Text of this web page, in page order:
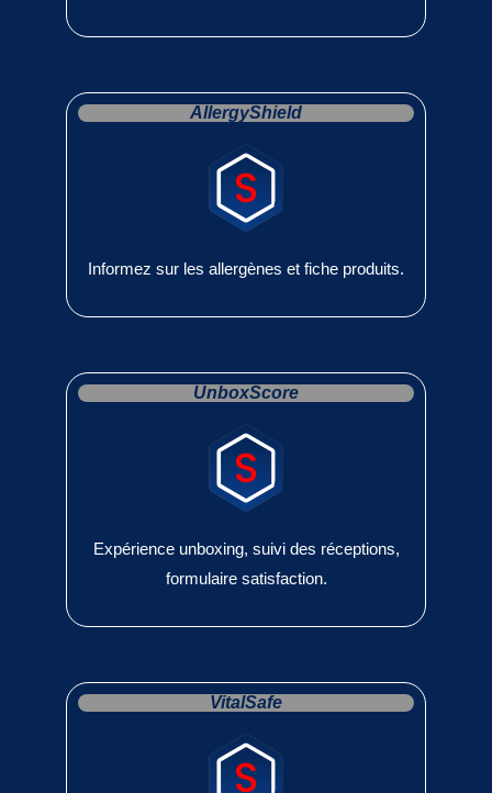
AllergyShield
Informez sur les allergènes et fiche produits.
UnboxScore
Expérience unboxing, suivi des réceptions,
formulaire satisfaction.
VitalSafe